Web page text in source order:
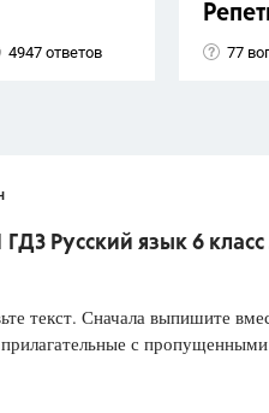
4947 ответов 77
Русский язык 6
текст. Сначала выпишите
с